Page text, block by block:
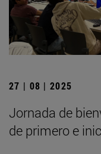
27 | 08 | 2025
Jornada de
de primero e